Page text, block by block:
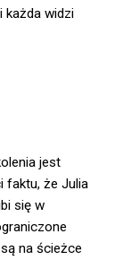
każda widzi
jest
faktu, że Julia
się w
na ścieżce